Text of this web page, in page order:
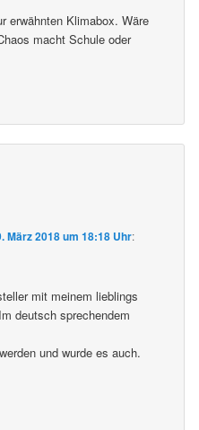
erwähnten Klimabox. Wäre
macht Schule oder
März 2018 um 18:18 Uhr:
mit meinem lieblings
deutsch sprechendem
und wurde es auch.